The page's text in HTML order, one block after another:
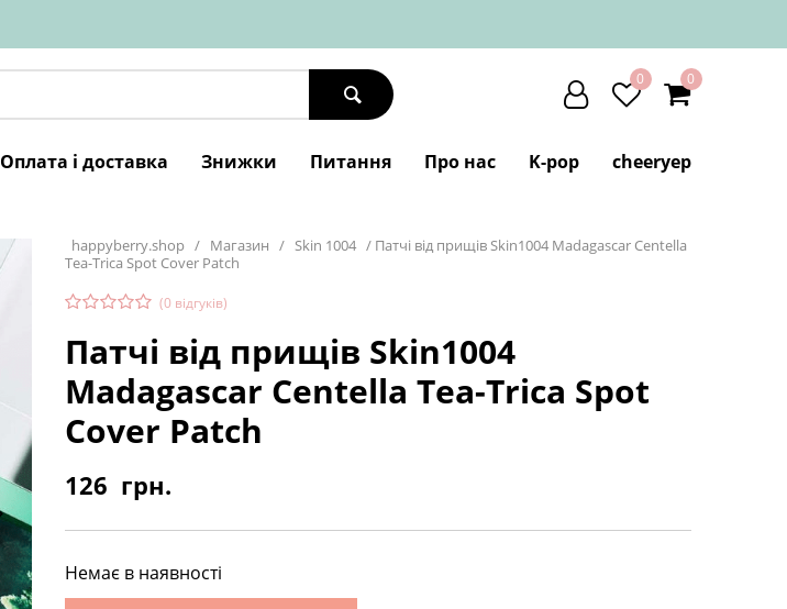
0 0
Оплата і доставка Знижки Питання Про нас K-pop cheeryep
happyberry.shop / Магазин / Skin 1004 / Патчі від прищів Skin1004 Madagascar Centella
Tea-Trica Spot Cover Patch
(0 відгуків)
Патчі від прищів Skin1004
Madagascar Centella Tea-Trica Spot
Cover Patch
126 грн.
Немає в наявності